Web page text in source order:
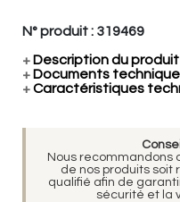
N° produit : 319469
+ Description du produit
+ Documents
+Caractéristiques
Nous recommandons
de nos produits soit
qualifié afin de
sécurité et la